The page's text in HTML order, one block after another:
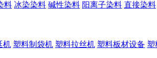
料 冰染染料 碱性染料 阳离子染料 直接染料
机 塑料制袋机 塑料拉丝机 塑料板材设备 塑